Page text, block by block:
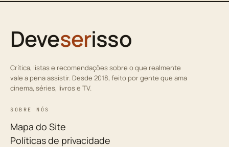
Deveserisso
Crítica, listas e recomendações sobre o que realmente
vale a pena assistir. Desde 2018, feito por gente que ama
cinema, séries, livros e TV.
SOBRE NÓS
Mapa do Site
Políticas de privacidade